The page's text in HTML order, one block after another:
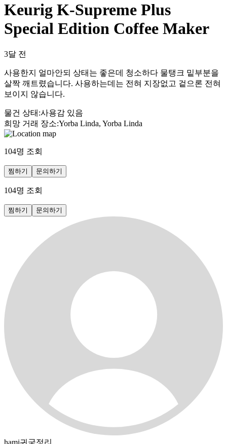
Keurig K-Supreme Plus
Special Edition Coffee Maker
3달 전
사용한지 얼마안되 상태는 좋은데 청소하다 물탱크 밑부분을
살짝 깨트렸습니다. 사용하는데는 전혀 지장없고 겉으론 전혀
보이지 않습니다.
물건 상태 :사용감 있음
희망 거래 장소:Yorba Linda, Yorba Linda
104명 조회
찜하기 문의하기
104명 조회
찜하기 문의하기
hami귀국정리